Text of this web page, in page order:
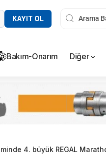
KAYIT OL
Bakım-Onarım Diğer
4. büyük REGAL Marathon